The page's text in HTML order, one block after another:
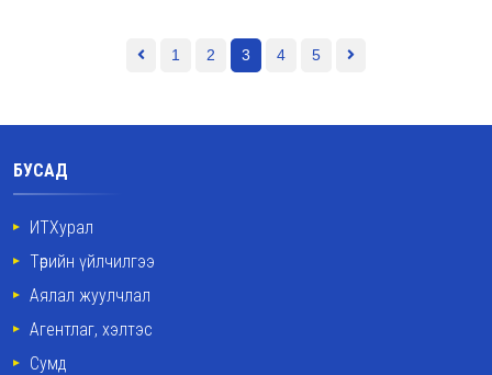
1 2 3 4 5
БУСАД
ИТХурал
Төрийн үйлчилгээ
Аялал жуулчлал
Агентлаг, хэлтэс
Сумд